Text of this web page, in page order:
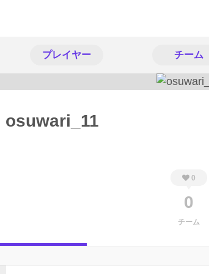
プレイヤー チーム
osuwari_11
0
0
チーム